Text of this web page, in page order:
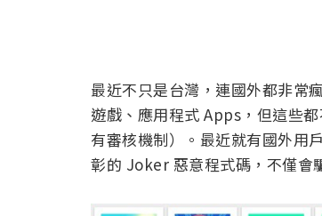
最近不只是台灣，連國外都非常
遊戲、應用程式 Apps，但這些
有審核機制）。最近就有國外用
彰的 Joker 惡意程式碼，不僅會